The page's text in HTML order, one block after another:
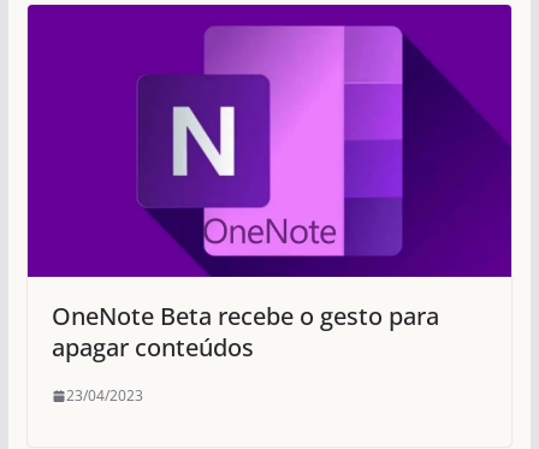
OneNote Beta recebe o gesto para
apagar conteúdos
23/04/2023